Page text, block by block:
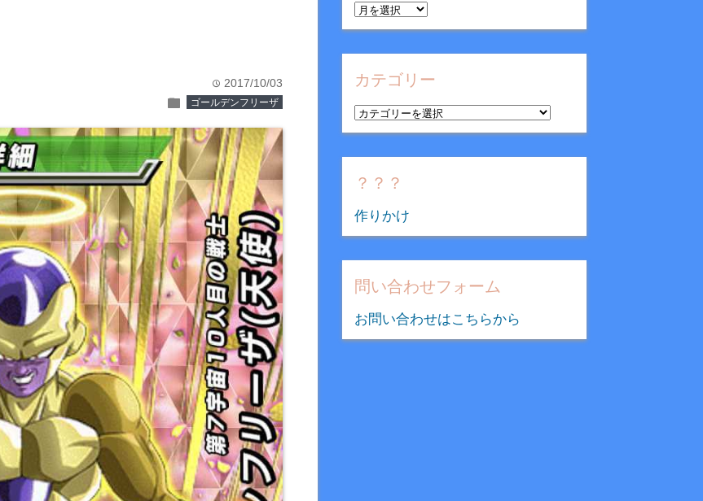
time 2017/10/03
folder ゴールデンフリーザ
ア
ー
カ
イ
カテゴリー
カ
テ
ゴ
リ
？？？
作りかけ
問い合わせフォーム
お問い合わせはこちらから